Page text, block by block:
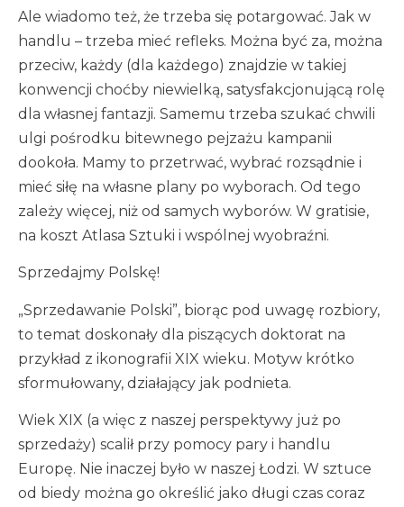
Ale wiadomo też, że trzeba się potargować. Jak w
handlu – trzeba mieć refleks. Można być za, można
przeciw, każdy (dla każdego) znajdzie w takiej
konwencji choćby niewielką, satysfakcjonującą rolę
dla własnej fantazji. Samemu trzeba szukać chwili
ulgi pośrodku bitewnego pejzażu kampanii
dookoła. Mamy to przetrwać, wybrać rozsądnie i
mieć siłę na własne plany po wyborach. Od tego
zależy więcej, niż od samych wyborów. W gratisie,
na koszt Atlasa Sztuki i wspólnej wyobraźni.
Sprzedajmy Polskę!
„Sprzedawanie Polski”, biorąc pod uwagę rozbiory,
to temat doskonały dla piszących doktorat na
przykład z ikonografii XIX wieku. Motyw krótko
sformułowany, działający jak podnieta.
Wiek XIX (a więc z naszej perspektywy już po
sprzedaży) scalił przy pomocy pary i handlu
Europę. Nie inaczej było w naszej Łodzi. W sztuce
od biedy można go określić jako długi czas coraz